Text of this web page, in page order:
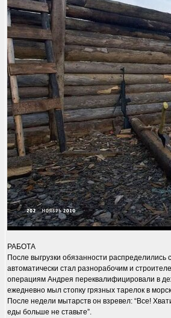
РАБОТА
После выгрузки обязанности
автоматически стал разнорабочим и
операциям Андрея переквалифицировали в
ежедневно мыл стопку грязных тарелок в
После недели мытарств он взревел: “Все!
еды больше не ставьте”.